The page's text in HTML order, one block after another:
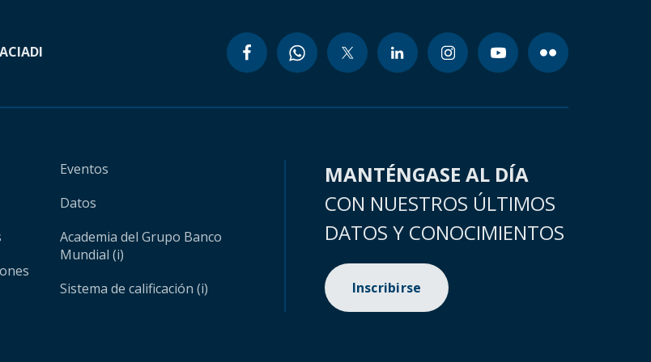
CIADI
Eventos
Datos
Academia del Grupo Banco
Mundial (i)
Sistema de calificación (i)
MANTÉNGASE AL DÍA
CON NUESTROS ÚLTIMOS
DATOS Y CONOCIMIENTOS
Inscribirse